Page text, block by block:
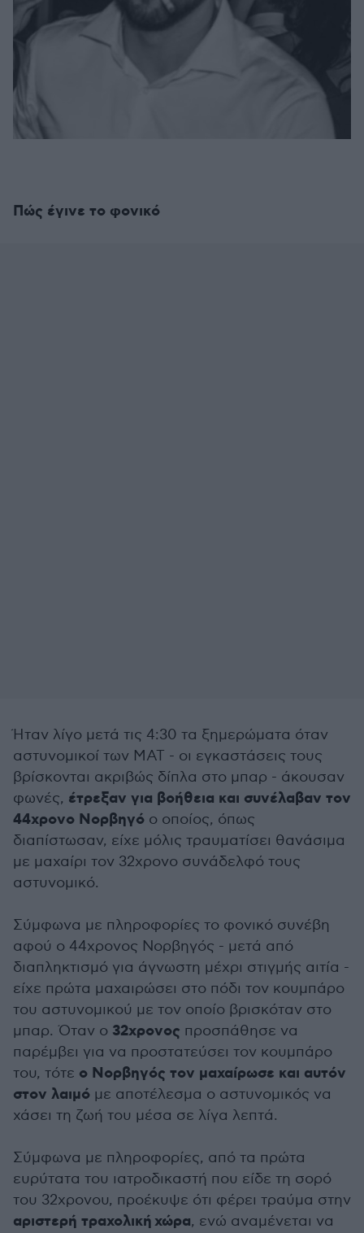
Πώς έγινε το φονικό
Ήταν λίγο μετά τις 4:30 τα ξημερώματα όταν
αστυνομικοί των ΜΑΤ - οι εγκαστάσεις τους
βρίσκονται ακριβώς δίπλα στο μπαρ - άκουσαν
φωνές, έτρεξαν για βοήθεια και συνέλαβαν τον
44χρονο Νορβηγό ο οποίος, όπως
διαπίστωσαν, είχε μόλις τραυματίσει θανάσιμα
με μαχαίρι τον 32χρονο συνάδελφό τους
αστυνομικό.
Σύμφωνα με πληροφορίες το φονικό συνέβη
αφού ο 44χρονος Νορβηγός - μετά από
διαπληκτισμό για άγνωστη μέχρι στιγμής αιτία -
είχε πρώτα μαχαιρώσει στο πόδι τον κουμπάρο
του αστυνομικού με τον οποίο βρισκόταν στο
μπαρ. Όταν ο 32χρονος προσπάθησε να
παρέμβει για να προστατεύσει τον κουμπάρο
του, τότε ο Νορβηγός τον μαχαίρωσε και αυτόν
στον λαιμό με αποτέλεσμα ο αστυνομικός να
χάσει τη ζωή του μέσα σε λίγα λεπτά.
Σύμφωνα με πληροφορίες, από τα πρώτα
ευρύτατα του ιατροδικαστή που είδε τη σορό
του 32χρονου, προέκυψε ότι φέρει τραύμα στην
αριστερή τραχολική χώρα, ενώ αναμένεται να